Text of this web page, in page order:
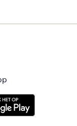
venster